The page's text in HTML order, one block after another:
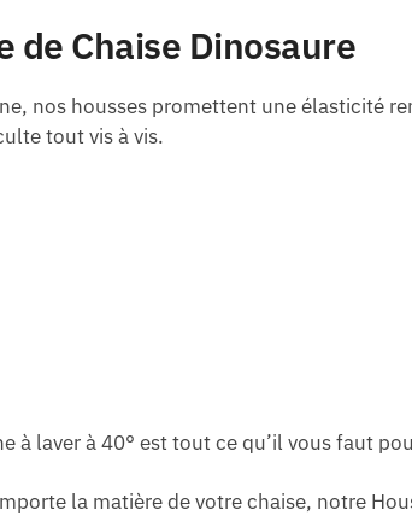
de Chaise Dinosaure
nos housses promettent une élasticité
tout vis à vis.
à laver à 40° est tout ce qu’il vous faut
la matière de votre chaise, notre